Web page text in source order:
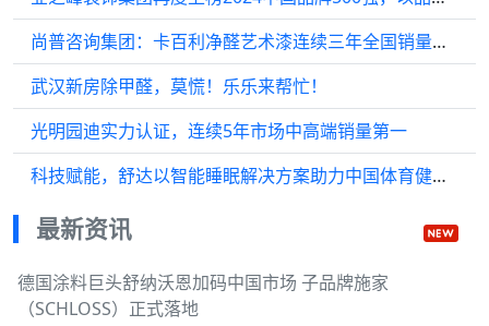
尚普咨询集团：卡百利净醛艺术漆连续三年全国销量第一
武汉新房除甲醛，莫慌！乐乐来帮忙！
光明园迪实力认证，连续5年市场中高端销量第一
科技赋能，舒达以智能睡眠解决方案助力中国体育健儿强势夺金
最新资讯
德国涂料巨头舒纳沃恩加码中国市场 子品牌施家
（SCHLOSS）正式落地